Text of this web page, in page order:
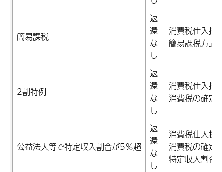
簡易課税
返
還
な
し
消費税仕入控
簡易課税方式
2割特例
返
還
な
し
消費税仕入控
消費税の確定
公益法人等で特定収入割合が5％超
返
還
な
し
消費税仕入控
消費税の確定
特定収入割合